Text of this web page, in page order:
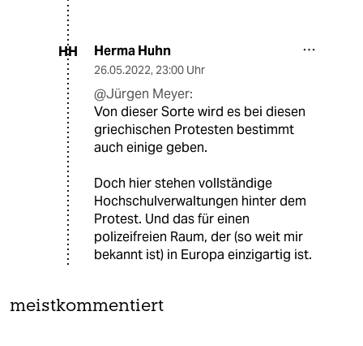
HH Herma Huhn
26.05.2022, 23:00 Uhr
@Jürgen Meyer:
Von dieser Sorte wird es bei diesen
griechischen Protesten bestimmt
auch einige geben.
Doch hier stehen vollständige
Hochschulverwaltungen hinter dem
Protest. Und das für einen
polizeifreien Raum, der (so weit mir
bekannt ist) in Europa einzigartig ist.
meistkommentiert